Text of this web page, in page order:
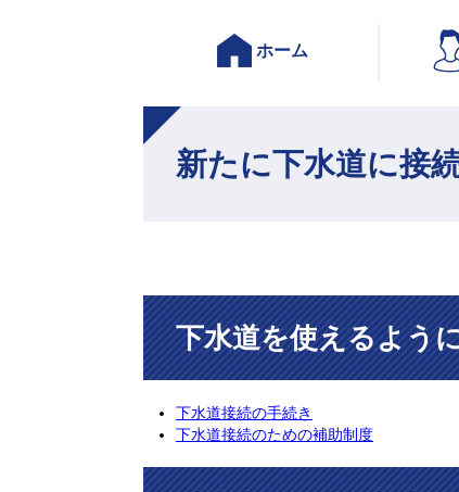
ホーム
文
新たに下水道に接
下水道を使えるよう
下水道接続の手続き
下水道接続のための補助制度